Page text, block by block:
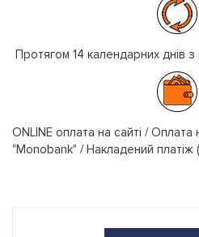
Протягом 14 календарних днів
ONLINE оплата на сайті /
"Monobank" / Накладений